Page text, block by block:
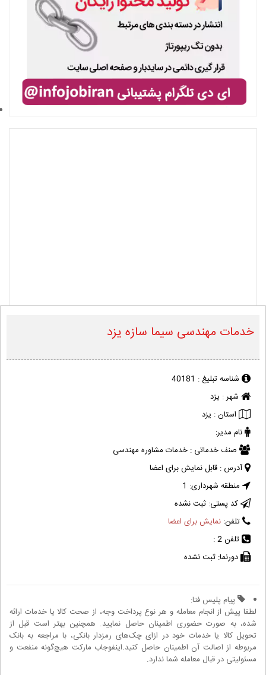
خدمات مهندسی سیما سازه یزد
شناسه تبلیغ : 40181
شهر : یزد
استان : یزد
نام مدیر:
صنف خدماتی : خدمات مشاوره مهندسی
آدرس : قابل نمایش برای اعضا
منطقه شهرداری: 1
کد پستی: ثبت نشده
تلفن: نمایش برای اعضا
تلفن 2 :
دورنما: ثبت نشده
پیام پلیس فتا:
لطفا پیش از انجام معامله و هر نوع پرداخت وجه، از صحت کالا یا خدمات ارائه
شده، به صورت حضوری اطمینان حاصل نمایید. همچنین بهتر است قبل از
تحویل کالا یا خدمات خود در ازای چک‌های رمزدار بانکی، با مراجعه به بانک
مربوطه از اصالت آن اطمینان حاصل کنید.اینفوجاب مارکت هیچ‌گونه منفعت و
مسئولیتی در قبال معامله شما ندارد.